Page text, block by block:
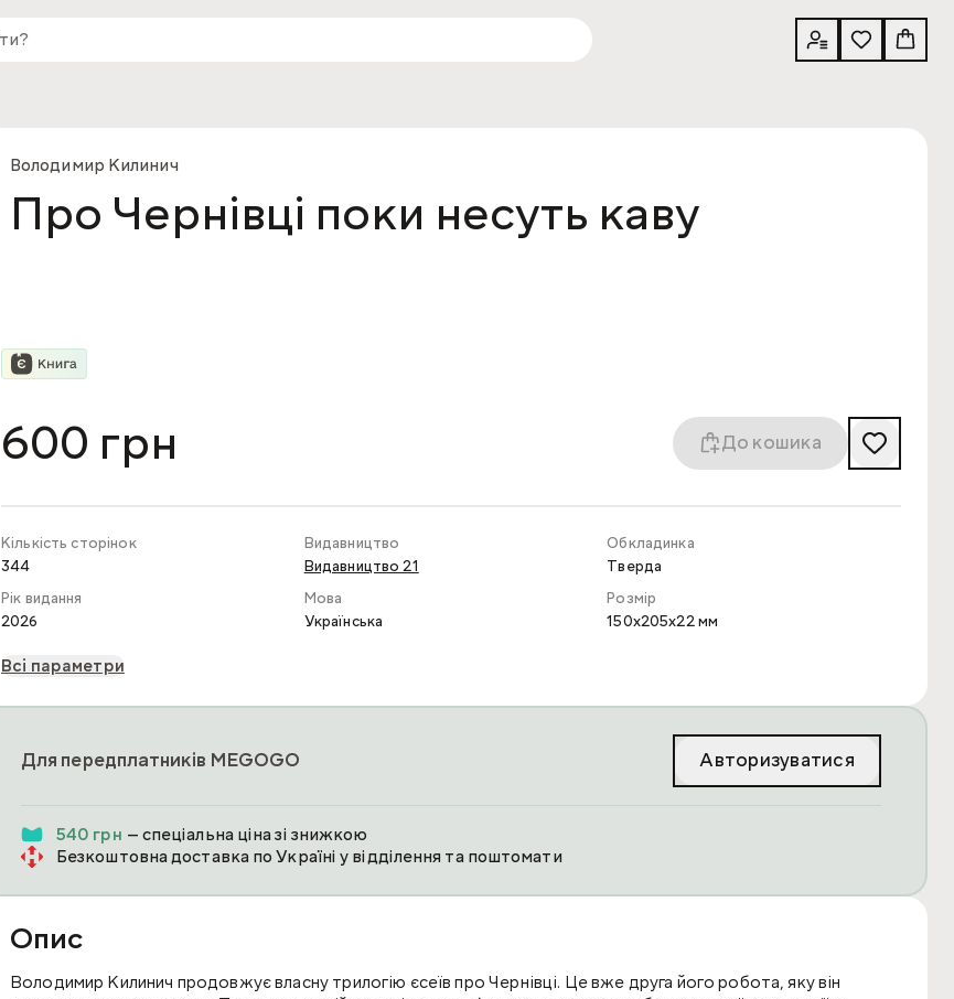
Володимир Килинич
Про Чернівці поки несуть каву
600 грн До кошика
Кількість сторінок
344
Видавництво
Видавництво 21
Обкладинка
Тверда
Рік видання
2026
Мова
Українська
Розмір
150x205x22 мм
Всі параметри
Для передплатників MEGOGO Авторизуватися
540 грн — спеціальна ціна зі знижкою
Безкоштовна доставка по Україні у відділення та поштомати
Опис
Володимир Килинич продовжує власну трилогію єсеїв про Чернівці. Це вже друга його робота, яку він